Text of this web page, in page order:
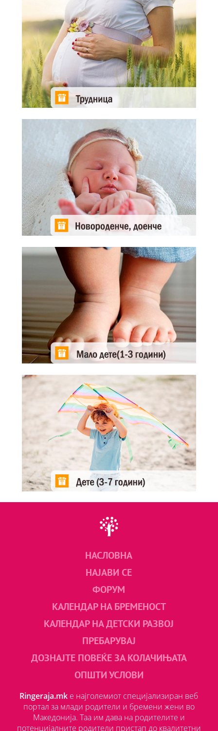
НАСЛОВНА
НАЈАВИ СЕ
ФОРУМ
КАЛЕНДАР НА БРЕМЕНОСТ
КАЛЕНДАР НА ДЕТСКИ РАЗВОЈ
ПРЕБАРУВАЈ
ДОЗНАЈТЕ ПОВЕЌЕ ЗА КОЛАЧИЊАТА
ОПШТИ УСЛОВИ
Ringeraja.mk е најголемиот специјализиран веб
портал за млади родители и бремени жени во
Македонија. Таа им дава на родителите и
потенцијалните родители пристап до квалитетни